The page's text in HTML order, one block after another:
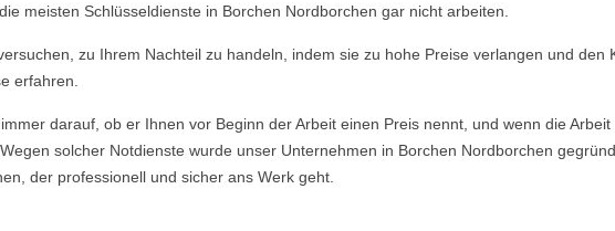
meisten Schlüsseldienste in Borchen Nordborchen gar nicht arbeiten.
zu Ihrem Nachteil zu handeln, indem sie zu hohe Preise verlangen und den
erfahren.
darauf, ob er Ihnen vor Beginn der Arbeit einen Preis nennt, und wenn die
solcher Notdienste wurde unser Unternehmen in Borchen Nordborchen
der professionell und sicher ans Werk geht.